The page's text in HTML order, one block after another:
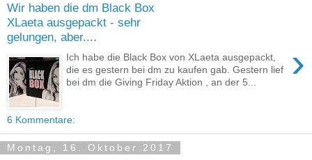
Wir haben die dm Black Box
XLaeta ausgepackt - sehr
gelungen, aber....
›
Ich habe die Black Box von XLaeta ausgepackt,
die es gestern bei dm zu kaufen gab. Gestern lief
bei dm die Giving Friday Aktion , an der 5...
6 Kommentare:
Montag, 16. Oktober 2017